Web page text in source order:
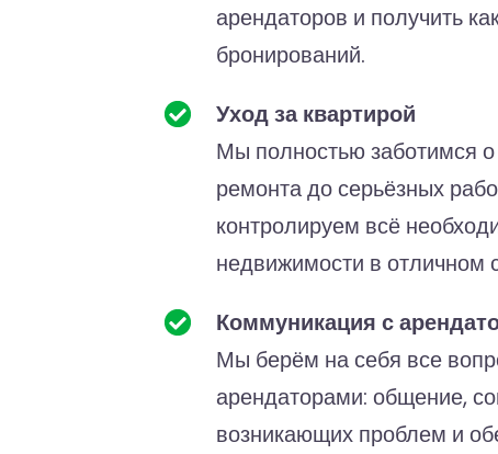
арендаторов и получить
бронирований.
Уход за квартирой
Мы полностью заботимся
ремонта до серьёзных
контролируем всё
недвижимости в отличном
Коммуникация с
Мы берём на себя все
арендаторами: общение,
возникающих проблем и